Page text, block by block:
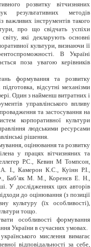
розвитку вітчизняних
результативних методів
важливих інструментів такого
про що свідчать успіхи
які декларують основні
культури, визнаючи її
В Україні
поза увагою керівників
формування та розвитку
відсутні механізми
Один з найменш витратних і
управлінського впливу
та застосування на
корпоративної культури
людськими ресурсами
рішення.
оцінювання та розвитку
у працях вітчизняних та
Р.С., Кевин М Томпсон,
І., Камерон К.С., Куінн Р.І.,
Баб’як М. М., Коренєв Е. Н.,
У дослідженнях цих авторів
до оцінювання (з позиції
культуру (їх особливості),
тощо.
особливості формування
України в сучасних умовах.
мислення вимагає
відповідальності за себе,